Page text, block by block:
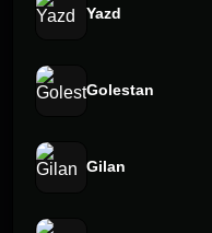
Yazd
Golestan
Gilan